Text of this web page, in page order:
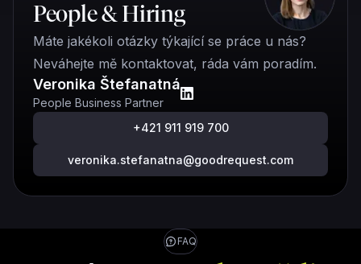
People & Hiring
Máte jakékoli otázky týkající se práce u nás?
Neváhejte mě kontaktovat, ráda vám poradím.
Veronika Štefanatná
People Business Partner
+421 911 919 700
veronika.stefanatna@goodrequest.com
FAQ